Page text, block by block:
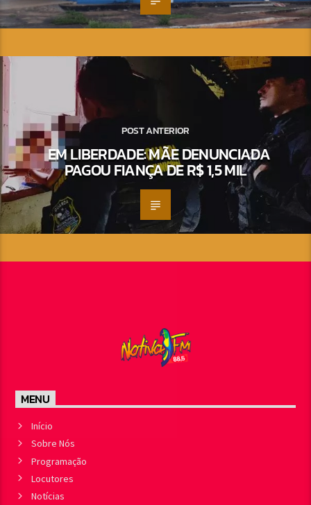
POST ANTERIOR
EM LIBERDADE: MÃE DENUNCIADA
PAGOU FIANÇA DE R$ 1,5 MIL
MENU
Início
Sobre Nós
Programação
Locutores
Notícias